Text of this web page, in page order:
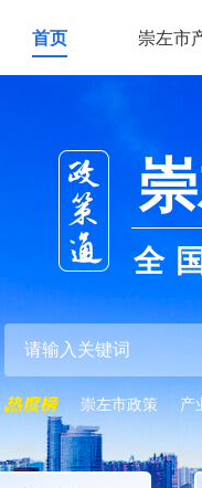
首页 崇左市
全
崇左市政策 产